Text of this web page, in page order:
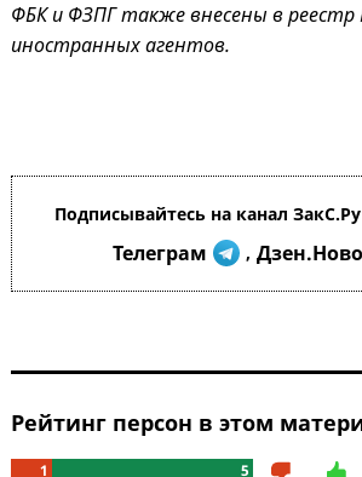
ФБК и ФЗПГ также внесены в реестр
иностранных агентов.
Подписывайтесь на канал ЗакС.Ру
Телеграм ,
Рейтинг персон в этом
1 5